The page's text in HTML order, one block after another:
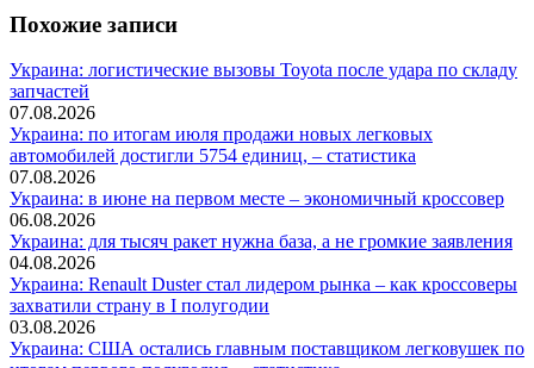
Похожие записи
Украина: логистические вызовы Toyota после удара по складу
запчастей
07.08.2026
Украина: по итогам июля продажи новых легковых
автомобилей достигли 5754 единиц, – статистика
07.08.2026
Украина: в июне на первом месте – экономичный кроссовер
06.08.2026
Украина: для тысяч ракет нужна база, а не громкие заявления
04.08.2026
Украина: Renault Duster стал лидером рынка – как кроссоверы
захватили страну в I полугодии
03.08.2026
Украина: США остались главным поставщиком легковушек по